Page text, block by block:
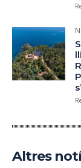
Altres